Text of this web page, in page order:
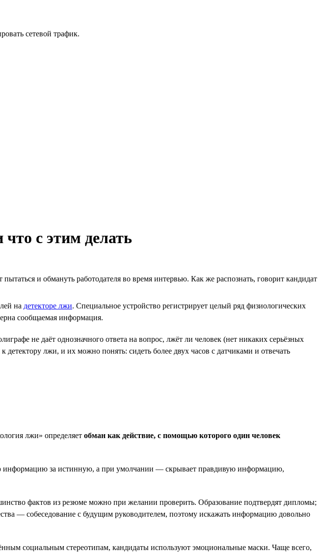
сетевой трафик.
с этим делать
и обмануть работодателя во время интервью. Как же распознать, говорит кандидат
на детекторе лжи. Специальное устройство регистрирует целый ряд физиологических
сообщаемая информация.
не даёт однозначного ответа на вопрос, лжёт ли человек (нет никаких серьёзных
лжи, и их можно понять: сидеть более двух часов с датчиками и отвечать
лжи» определяет обман как действие, с помощью которого один человек
за истинную, а при умолчании — скрывает правдивую информацию,
фактов из резюме можно при желании проверить. Образование подтвердят дипломы;
— собеседование с будущим руководителем, поэтому искажать информацию довольно
социальным стереотипам, кандидаты используют эмоциональные маски. Чаще всего,